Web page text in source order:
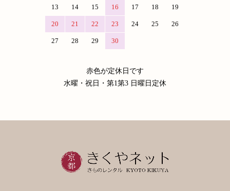
13 14 15 16 17 18 19
20 21 22 23 24 25 26
27 28 29 30
赤色が定休日です
水曜・祝日・第1第3 日曜日定休